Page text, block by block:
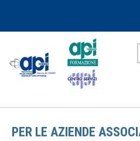
PER LE AZIENDE